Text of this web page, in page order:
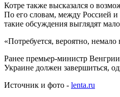
Котре также высказался о
По его словам, между Россией
такие обсуждения выглядят
«Потребуется, вероятно,
Ранее премьер-министр
Украине должен завершиться,
Источник и фото - lenta.ru